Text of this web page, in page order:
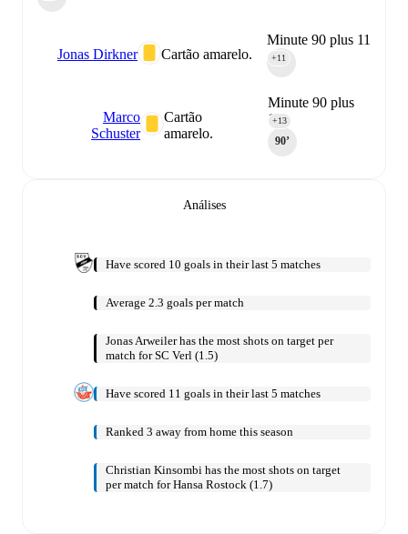
Minute 90 plus 11
90‎’‎
+11
Cartão amarelo.
Jonas Dirkner
Minute 90 plus
13
90‎’‎
+13
Cartão
amarelo.
Marco
Schuster
Análises
Have scored 10 goals in their last 5 matches
Average 2.3 goals per match
Jonas Arweiler has the most shots on target per
match for SC Verl (1.5)
Have scored 11 goals in their last 5 matches
Ranked 3 away from home this season
Christian Kinsombi has the most shots on target
per match for Hansa Rostock (1.7)